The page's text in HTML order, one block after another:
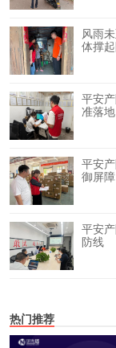
风雨
体撑
平安
准落地
平安
御屏障
平安
防线
热门推荐